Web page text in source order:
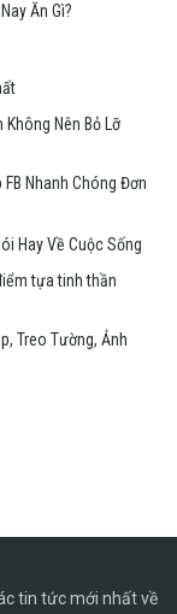
Ăn Gì?
Không Nên Bỏ Lỡ
Nhanh Chóng Đơn
Hay Về Cuộc Sống
tựa tinh thần
Treo Tường, Ảnh
tin tức mới nhất về